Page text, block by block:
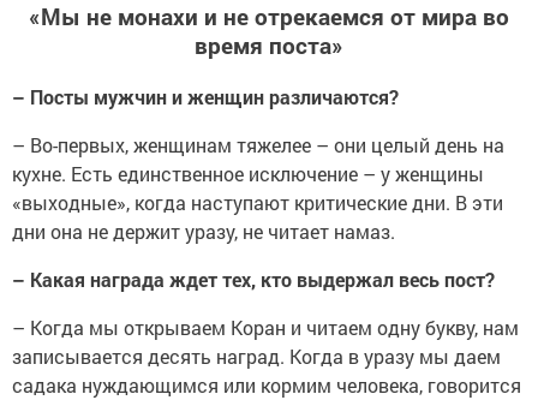
«Мы не монахи и не отрекаемся от мира во
время поста»
– Посты мужчин и женщин различаются?
– Во-первых, женщинам тяжелее – они целый день на
кухне. Есть единственное исключение – у женщины
«выходные», когда наступают критические дни. В эти
дни она не держит уразу, не читает намаз.
– Какая награда ждет тех, кто выдержал весь пост?
– Когда мы открываем Коран и читаем одну букву, нам
записывается десять наград. Когда в уразу мы даем
садака нуждающимся или кормим человека, говорится